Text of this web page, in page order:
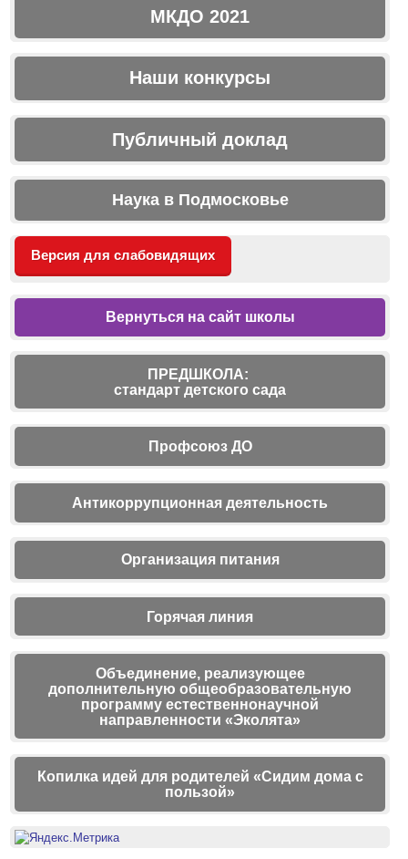
МКДО 2021
Наши конкурсы
Публичный доклад
Наука в Подмосковье
Версия для слабовидящих
Вернуться на сайт школы
ПРЕДШКОЛА:
стандарт детского сада
Профсоюз ДО
Антикоррупционная деятельность
Организация питания
Горячая линия
Объединение, реализующее
дополнительную общеобразовательную
программу естественнонаучной
направленности «Эколята»
Копилка идей для родителей «Сидим дома с
пользой»